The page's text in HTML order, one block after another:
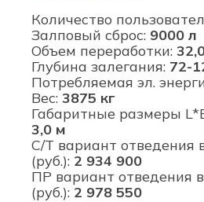
Количество
Залповый сброс: 9000 л
Объем переработки:
Глубина залегания: 72-
Потребляемая эл.
Вес: 3875 кг
Габаритные размеры
3,0 м
С/Т вариант отведения
(руб.): 2 934 900
ПР вариант отведения
(руб.): 2 978 550